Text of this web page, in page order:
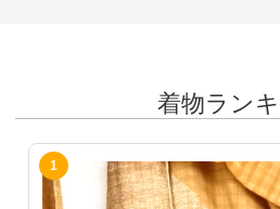
着物ラン